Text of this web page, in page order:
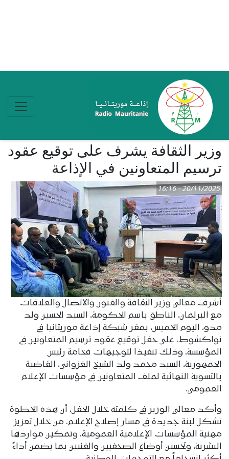
وزير الثقافة يشرف على توقيع عقود
ترسيم المتعاونين في الإذاعة
20/11/2025 - 16:16
أشرف معالي وزير الثقافة والفنون والاتصال والعلاقات
مع البرلمان، الناطق باسم الحكومة، السيد الحسين ولد
مدو، اليوم الخميس، بمقر شبكة إذاعة موريتانيا في
نواكشوط، على حفل توقيع عقود ترسيم المتعاونين في
المؤسسة، وذلك تنفيذا لتوجيهات فخامة رئيس
الجمهورية، السيد محمد ولد الشيخ الغزواني، القاضية
بالتسوية النهائية لملف المتعاونين في مؤسسات الإعلام
العمومي.
وأكد معالي الوزير في كلمته خلال الحفل، أن هذه الخطوة
تشكل لبنة جديدة في مسار إصلاح الإعلام، من خلال تعزيز
مهنية المؤسسات الإعلامية العمومية، وتمكين مواردها
البشرية، وتحسين أوضاع الصحفيين والفنيين بما يضمن أداءً